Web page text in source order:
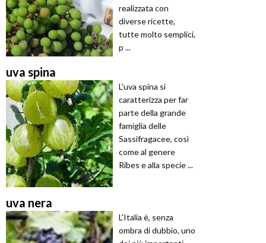
realizzata con
diverse ricette,
tutte molto semplici,
p ...
uva spina
L'uva spina si
caratterizza per far
parte della grande
famiglia delle
Sassifragacee, così
come al genere
Ribes e alla specie ...
uva nera
L'Italia è, senza
ombra di dubbio, uno